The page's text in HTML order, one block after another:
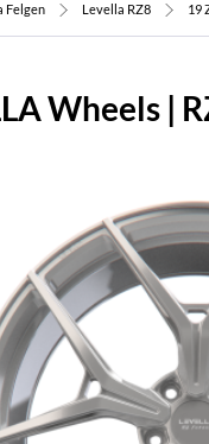
Felgen Levella RZ8 19
Wheels |